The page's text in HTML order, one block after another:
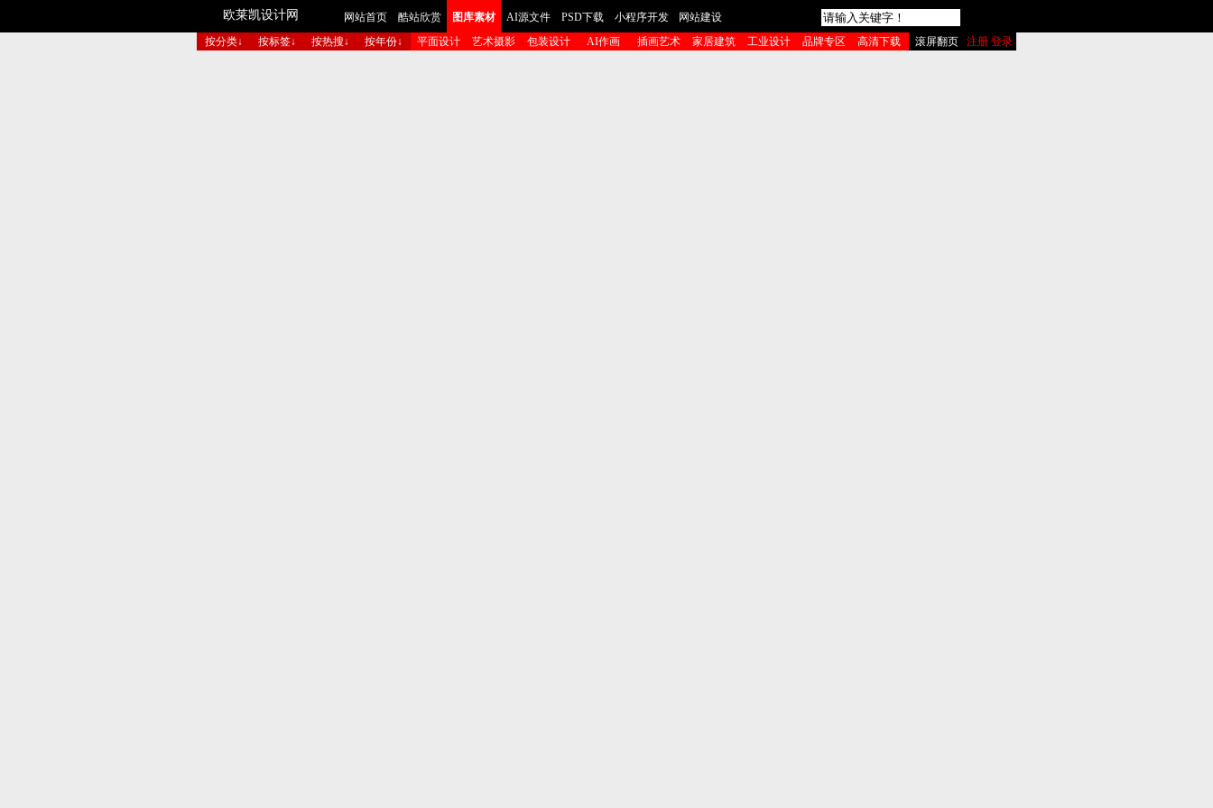
欧莱凯设计网 网站首页 酷站欣赏 图库素材 AI源文件 PSD下载 小程序开发
网站建设
按分类↓
按标签↓ 按热搜↓ 按年份↓ 平面设计 艺术摄影 包装设计 AI作画 插画艺术 家居建筑 工业设计 品牌专区 高清下载 注册 登录
滚屏翻页